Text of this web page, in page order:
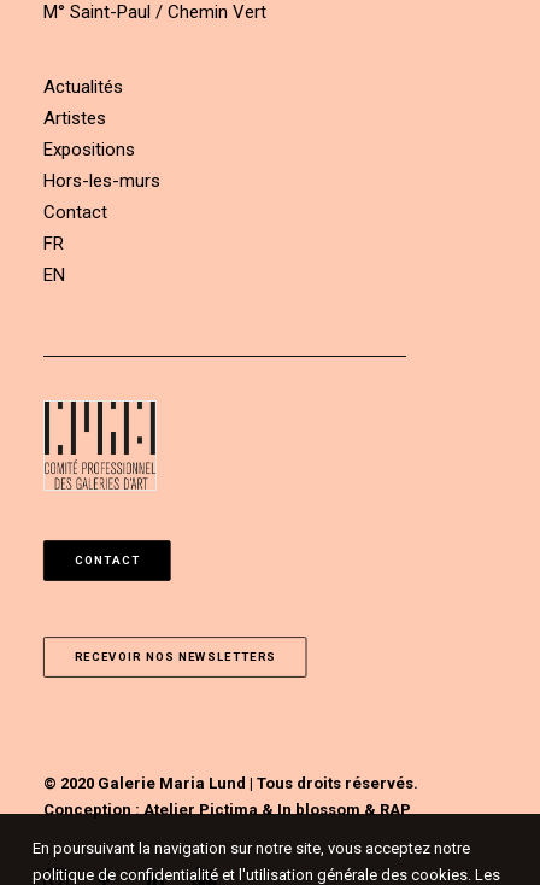
M° Saint-Paul / Chemin Vert
Actualités
Artistes
Expositions
Hors-les-murs
Contact
FR
EN
CONTACT
RECEVOIR NOS NEWSLETTERS
© 2020 Galerie Maria Lund | Tous droits réservés.
Conception :Atelier Pictima&In blossom&RAP
En poursuivant la navigation sur notre site, vous acceptez notre
politique de confidentialité et l'utilisation générale des cookies. Les